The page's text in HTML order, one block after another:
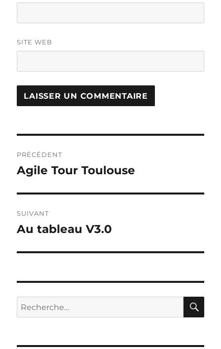
SITE WEB
de
PRÉCÉDENT
Publication
Agile Tour Toulouse
SUIVANT
Publication
Au tableau V3.0
Recherche
pour :